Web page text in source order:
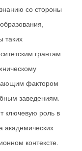
со стороны
таких
грантам
фактором
заведениям.
ключевую роль в
академических
контексте.